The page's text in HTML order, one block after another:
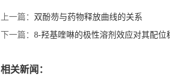
上一篇： 双酚芴与药物释放曲线的关系
下一篇： 8-羟基喹啉的极性溶剂效应对其配位
相关新闻：